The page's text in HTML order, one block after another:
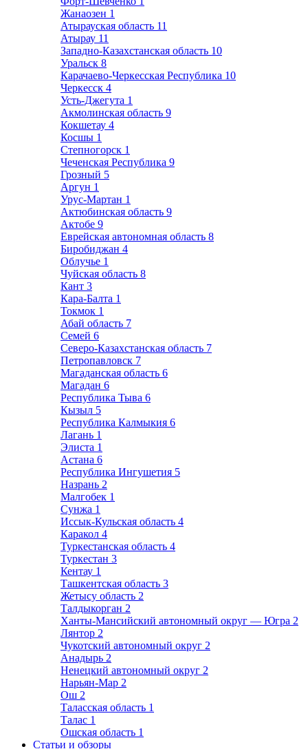
Жанаозен 1
Атырауская область 11
Атырау 11
Западно-Казахстанская область 10
Уральск 8
Карачаево-Черкесская Республика 10
Черкесск 4
Усть-Джегута 1
Акмолинская область 9
Кокшетау 4
Косшы 1
Степногорск 1
Чеченская Республика 9
Грозный 5
Аргун 1
Урус-Мартан 1
Актюбинская область 9
Актобе 9
Еврейская автономная область 8
Биробиджан 4
Облучье 1
Чуйская область 8
Кант 3
Кара-Балта 1
Токмок 1
Абай область 7
Семей 6
Северо-Казахстанская область 7
Петропавловск 7
Магаданская область 6
Магадан 6
Республика Тыва 6
Кызыл 5
Республика Калмыкия 6
Лагань 1
Элиста 1
Астана 6
Республика Ингушетия 5
Назрань 2
Малгобек 1
Сунжа 1
Иссык-Кульская область 4
Каракол 4
Туркестанская область 4
Туркестан 3
Кентау 1
Ташкентская область 3
Жетысу область 2
Талдыкорган 2
Ханты-Мансийский автономный округ — Югра 2
Лянтор 2
Чукотский автономный округ 2
Анадырь 2
Ненецкий автономный округ 2
Нарьян-Мар 2
Ош 2
Таласская область 1
Талас 1
Ошская область 1
Статьи и обзоры